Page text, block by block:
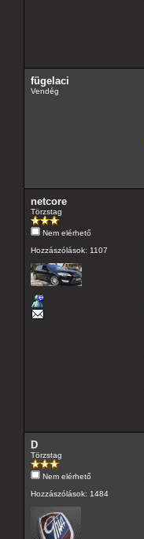
fügelaci
Vendég
netcore
Törzstag
Nem elérhető
Hozzászólások: 1107
D
Törzstag
Nem elérhető
Hozzászólások: 1484